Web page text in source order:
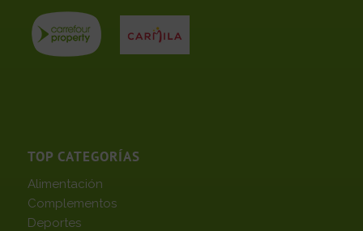
TOP CATEGORÍAS
Alimentación
Complementos
Deportes